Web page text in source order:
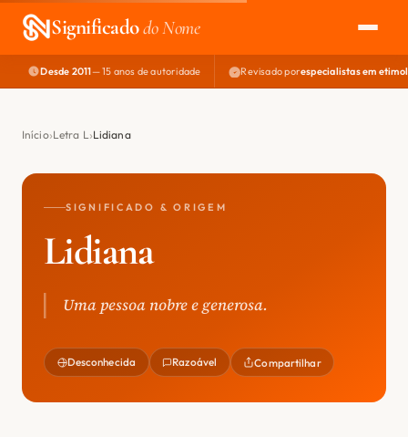
Significadodo Nome
EXPLORAR
NOME PERFEITO
Desde 2011— 15 anos de autoridade Revisado porespecialistas em
Início Letra L Lidiana
SIGNIFICADO & ORIGEM
Lidiana
Uma pessoa nobre e generosa.
Desconhecida Razoável Compartilhar